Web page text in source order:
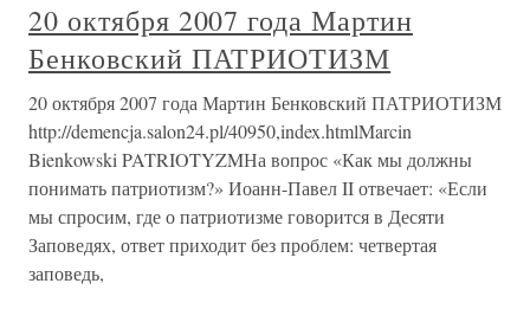
20 октября 2007 года Мартин
Бенковский ПАТРИОТИЗМ
20 октября 2007 года Мартин Бенковский ПАТРИОТИЗМ
http://demencja.salon24.pl/40950,index.htmlMarcin
Bienkowski PATRIOTYZMНа вопрос «Как мы должны
понимать патриотизм?» Иоанн-Павел II отвечает: «Если
мы спросим, где о патриотизме говорится в Десяти
Заповедях, ответ приходит без проблем: четвертая
заповедь,